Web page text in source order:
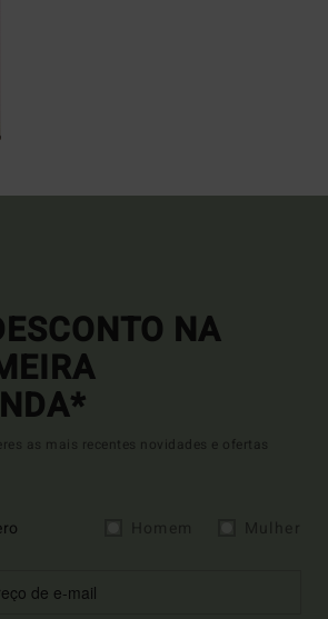
NA
as mais recentes novidades e ofertas